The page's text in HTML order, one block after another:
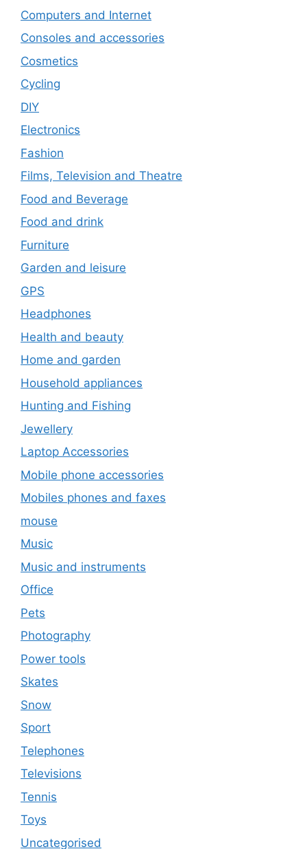
Computers and Internet
Consoles and accessories
Cosmetics
Cycling
DIY
Electronics
Fashion
Films, Television and Theatre
Food and Beverage
Food and drink
Furniture
Garden and leisure
GPS
Headphones
Health and beauty
Home and garden
Household appliances
Hunting and Fishing
Jewellery
Laptop Accessories
Mobile phone accessories
Mobiles phones and faxes
mouse
Music
Music and instruments
Office
Pets
Photography
Power tools
Skates
Snow
Sport
Telephones
Televisions
Tennis
Toys
Uncategorised